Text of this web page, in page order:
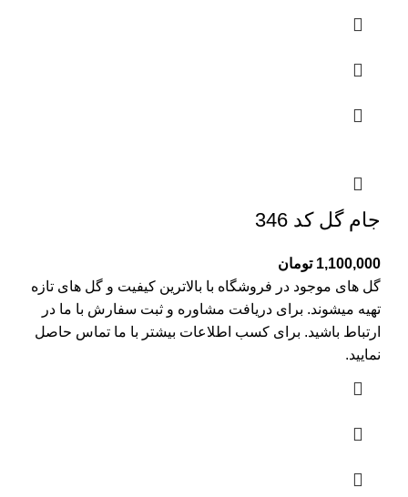
جام گل کد 346
1,100,000 تومان
گل های موجود در فروشگاه با بالاترین کیفیت و گل های تازه
تهیه میشوند. برای دریافت مشاوره و ثبت سفارش با ما در
ارتباط باشید. برای کسب اطلاعات بیشتر با ما تماس حاصل
نمایید.